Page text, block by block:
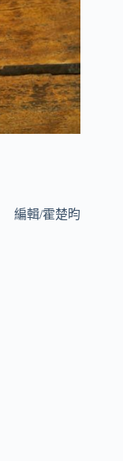
編輯/霍楚昀